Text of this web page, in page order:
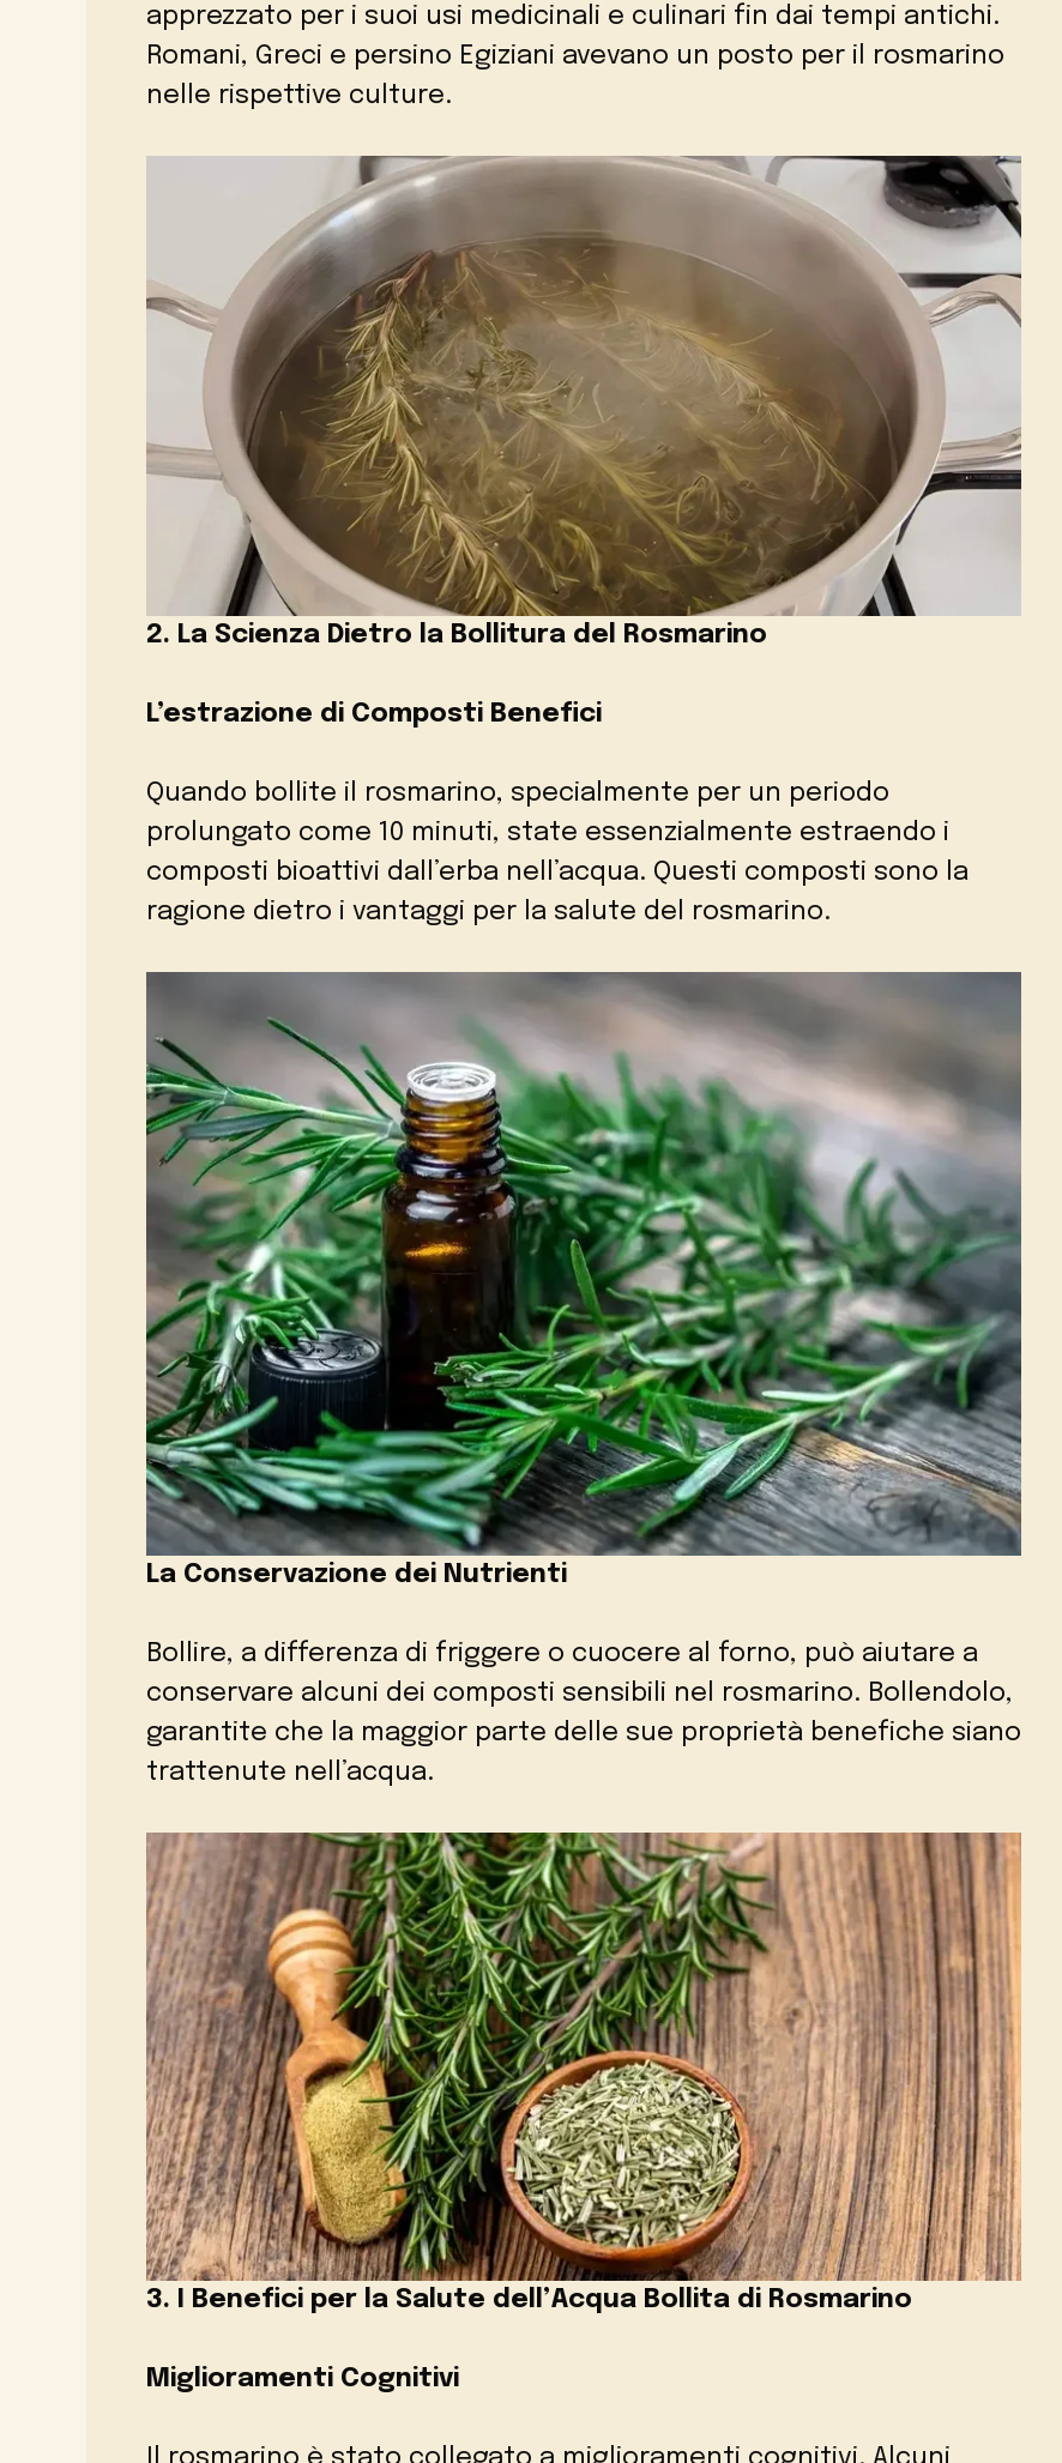
apprezzato per i suoi usi medicinali e culinari fin dai tempi antichi.
Romani, Greci e persino Egiziani avevano un posto per il rosmarino
nelle rispettive culture.
2. La Scienza Dietro la Bollitura del Rosmarino
L’estrazione di Composti Benefici
Quando bollite il rosmarino, specialmente per un periodo
prolungato come 10 minuti, state essenzialmente estraendo i
composti bioattivi dall’erba nell’acqua. Questi composti sono la
ragione dietro i vantaggi per la salute del rosmarino.
La Conservazione dei Nutrienti
Bollire, a differenza di friggere o cuocere al forno, può aiutare a
conservare alcuni dei composti sensibili nel rosmarino. Bollendolo,
garantite che la maggior parte delle sue proprietà benefiche siano
trattenute nell’acqua.
3. I Benefici per la Salute dell’Acqua Bollita di Rosmarino
Miglioramenti Cognitivi